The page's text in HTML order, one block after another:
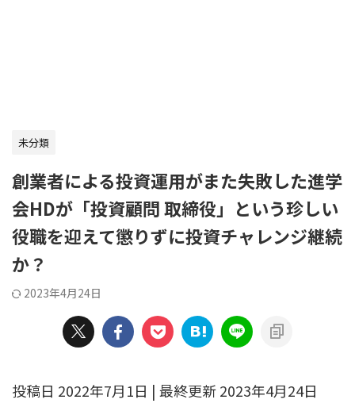
未分類
創業者による投資運用がまた失敗した進学
会HDが「投資顧問 取締役」という珍しい
役職を迎えて懲りずに投資チャレンジ継続
か？
2023年4月24日
投稿日 2022年7月1日 | 最終更新 2023年4月24日